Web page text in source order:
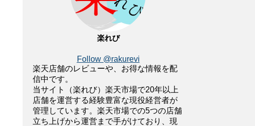
楽れび
Follow @rakurevi
楽天店舗のレビューや、お得な情報を配
信中です。
当サイト（楽れび）楽天市場で20年以上
店舗を運営する経験豊富な現役経営者が
管理しています。楽天市場での5つの店舗
立ち上げから運営まで手がけており、現